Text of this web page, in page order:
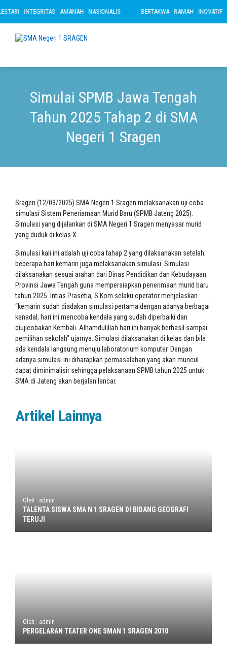
- INTEGRITAS - AMANAH - NASIONALIS BERTAKWA - RAMAH - INOVATIF -
Simulai SPMB Jawa Tengah
Tahun 2025 Tahap 2 di SMA
Negeri 1 Sragen
Sragen (12/03/2025) SMA Negeri 1 Sragen melaksanakan uji coba
simulasi Sistem Peneriamaan Murid Baru (SPMB Jateng 2025).
Simulasi yang dijalankan di SMA Negeri 1 Sragen menyasar murid
yang duduk di kelas X.
Simulasi kali ini adalah uji coba tahap 2 yang dilaksanakan setelah
beberapa hari kemarin juga melaksanakan simulasi. Simulasi
dilaksanakan sesuai arahan dari Dinas Pendidikan dan Kebudayaan
Provinsi Jawa Tengah guna mempersiapkan penerimaan murid baru
tahun 2025. Intias Prasetia, S.Kom selaku operator menjelaskan
“kemarin sudah diadakan simulasi pertama dengan adanya berbagai
kenadal, hari ini mencoba kendala yang sudah diperbaiki dan
diujicobakan Kembali. Alhamdulillah hari ini banyak berhasil sampai
pemilihan sekolah” ujarnya. Simulasi dilaksanakan di kelas dan bila
ada kendala langsung menuju laboratorium komputer. Dengan
adanya simulasi ini diharapkan permasalahan yang akan muncul
dapat diminimalisir sehingga pelaksanaan SPMB tahun 2025 untuk
SMA di Jateng akan berjalan lancar.
Artikel Lainnya
Oleh : admin
TALENTA SISWA SMA N 1 SRAGEN DI BIDANG GEOGRAFI
TERUJI
Oleh : admin
PERGELARAN TEATER ONE SMAN 1 SRAGEN 2010